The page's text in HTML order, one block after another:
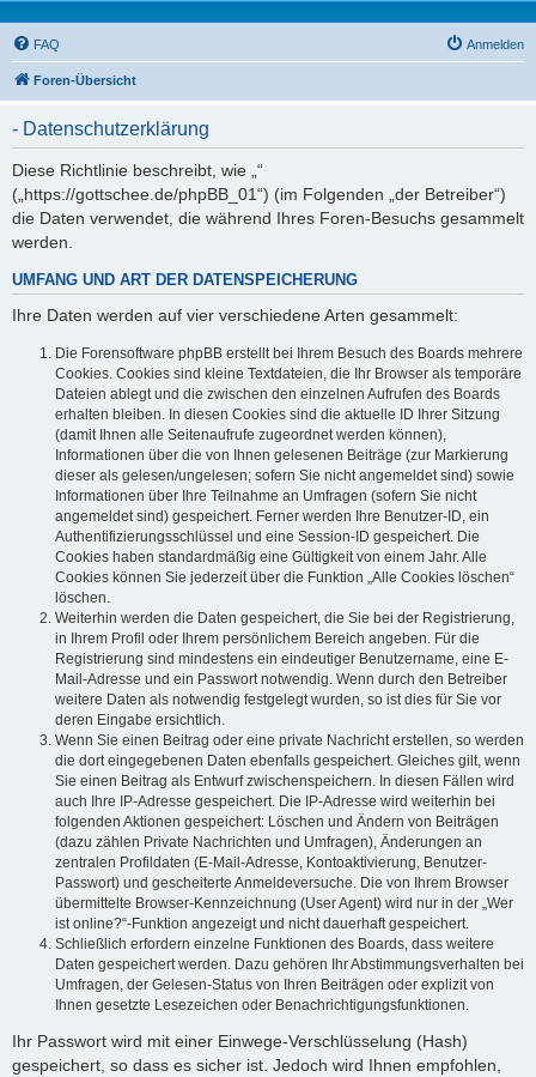
FAQ Anmelden
Foren-Übersicht
- Datenschutzerklärung
Diese Richtlinie beschreibt, wie „“
(„https://gottschee.de/phpBB_01“) (im Folgenden „der Betreiber“)
die Daten verwendet, die während Ihres Foren-Besuchs gesammelt
werden.
UMFANG UND ART DER DATENSPEICHERUNG
Ihre Daten werden auf vier verschiedene Arten gesammelt:
Die Forensoftware phpBB erstellt bei Ihrem Besuch des Boards mehrere
Cookies. Cookies sind kleine Textdateien, die Ihr Browser als temporäre
Dateien ablegt und die zwischen den einzelnen Aufrufen des Boards
erhalten bleiben. In diesen Cookies sind die aktuelle ID Ihrer Sitzung
(damit Ihnen alle Seitenaufrufe zugeordnet werden können),
Informationen über die von Ihnen gelesenen Beiträge (zur Markierung
dieser als gelesen/ungelesen; sofern Sie nicht angemeldet sind) sowie
Informationen über Ihre Teilnahme an Umfragen (sofern Sie nicht
angemeldet sind) gespeichert. Ferner werden Ihre Benutzer-ID, ein
Authentifizierungsschlüssel und eine Session-ID gespeichert. Die
Cookies haben standardmäßig eine Gültigkeit von einem Jahr. Alle
Cookies können Sie jederzeit über die Funktion „Alle Cookies löschen“
löschen.
Weiterhin werden die Daten gespeichert, die Sie bei der Registrierung,
in Ihrem Profil oder Ihrem persönlichem Bereich angeben. Für die
Registrierung sind mindestens ein eindeutiger Benutzername, eine E-
Mail-Adresse und ein Passwort notwendig. Wenn durch den Betreiber
weitere Daten als notwendig festgelegt wurden, so ist dies für Sie vor
deren Eingabe ersichtlich.
Wenn Sie einen Beitrag oder eine private Nachricht erstellen, so werden
die dort eingegebenen Daten ebenfalls gespeichert. Gleiches gilt, wenn
Sie einen Beitrag als Entwurf zwischenspeichern. In diesen Fällen wird
auch Ihre IP-Adresse gespeichert. Die IP-Adresse wird weiterhin bei
folgenden Aktionen gespeichert: Löschen und Ändern von Beiträgen
(dazu zählen Private Nachrichten und Umfragen), Änderungen an
zentralen Profildaten (E-Mail-Adresse, Kontoaktivierung, Benutzer-
Passwort) und gescheiterte Anmeldeversuche. Die von Ihrem Browser
übermittelte Browser-Kennzeichnung (User Agent) wird nur in der „Wer
ist online?“-Funktion angezeigt und nicht dauerhaft gespeichert.
Schließlich erfordern einzelne Funktionen des Boards, dass weitere
Daten gespeichert werden. Dazu gehören Ihr Abstimmungsverhalten bei
Umfragen, der Gelesen-Status von Ihren Beiträgen oder explizit von
Ihnen gesetzte Lesezeichen oder Benachrichtigungsfunktionen.
Ihr Passwort wird mit einer Einwege-Verschlüsselung (Hash)
gespeichert, so dass es sicher ist. Jedoch wird Ihnen empfohlen,